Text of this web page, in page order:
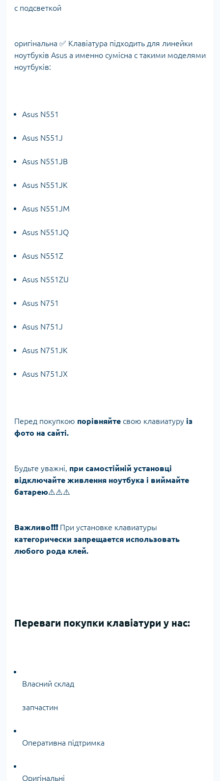
с подсветкой
оригінальна ✅ Клавіатура підходить для линейки
ноутбуків Asus а именно сумісна с такими моделями
ноутбуків:
Asus N551
Asus N551J
Asus N551JB
Asus N551JK
Asus N551JM
Asus N551JQ
Asus N551Z
Asus N551ZU
Asus N751
Asus N751J
Asus N751JK
Asus N751JX
Перед покупкою порівняйте свою клавиатуру із
фото на сайті.
Будьте уважні, при самостійній установці
відключайте живлення ноутбука і виймайте
батарею⚠️⚠️⚠️
Важливо❗️❗️❗️При установке клавиатуры
категорически запрещается использовать
любого рода клей.
Переваги покупки клавіатури у нас:
Власний склад
запчастин
Оперативна підтримка
Оригінальні